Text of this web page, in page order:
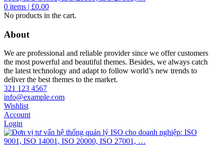
0 items | £0.00
No products in the cart.
About
We are professional and reliable provider since we offer customers
the most powerful and beautiful themes. Besides, we always catch
the latest technology and adapt to follow world’s new trends to
deliver the best themes to the market.
321 123 4567
info@example.com
Wishlist
Account
Login